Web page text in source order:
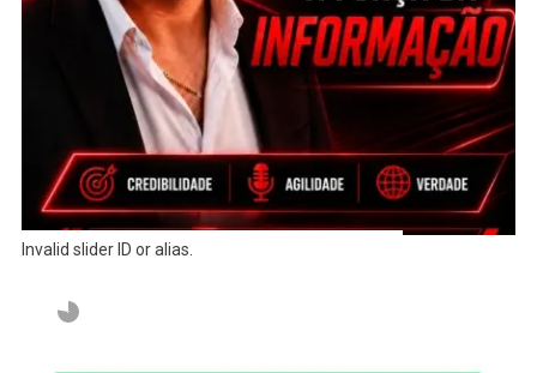
Invalid slider ID or alias.